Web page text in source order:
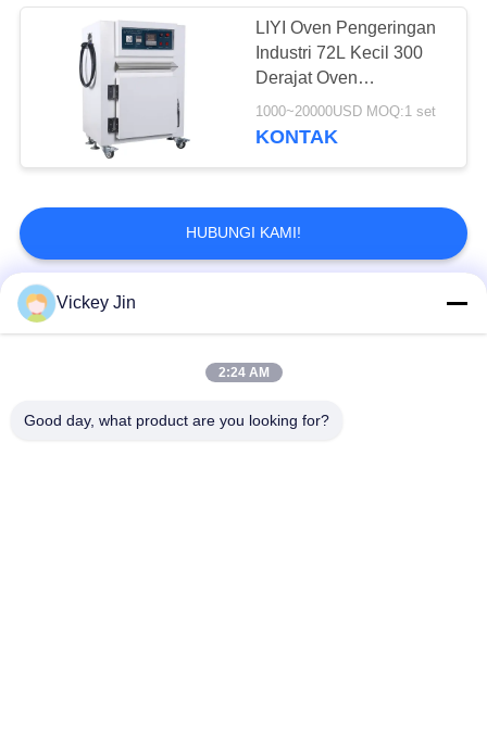
LIYI Oven Pengeringan
Industri 72L Kecil 300
Derajat Oven
Pengeringan Udara
Paksa
1000~20000USD MOQ:1 set
KONTAK
HUBUNGI KAMI!
Bad Request
Vickey Jin
2:24 AM
Good day, what product are you looking for?